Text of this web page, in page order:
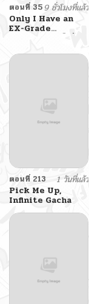
ตอนที่ 359 ชั่วโมงที่แล้ว
Only I Have an
EX-Grade
EX
ตอนที่ 213
1 วันที่แล้ว
Pick Me Up,
Infinite Gacha